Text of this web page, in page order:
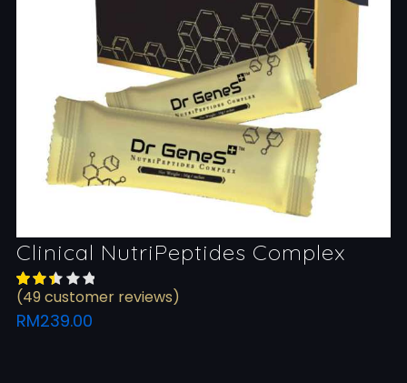
Clinical NutriPeptides Complex
Rated
2.44
out of
39
(49 customer reviews)
RM239.00